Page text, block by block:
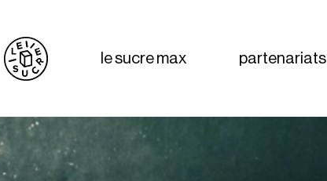
le sucre max partenariats